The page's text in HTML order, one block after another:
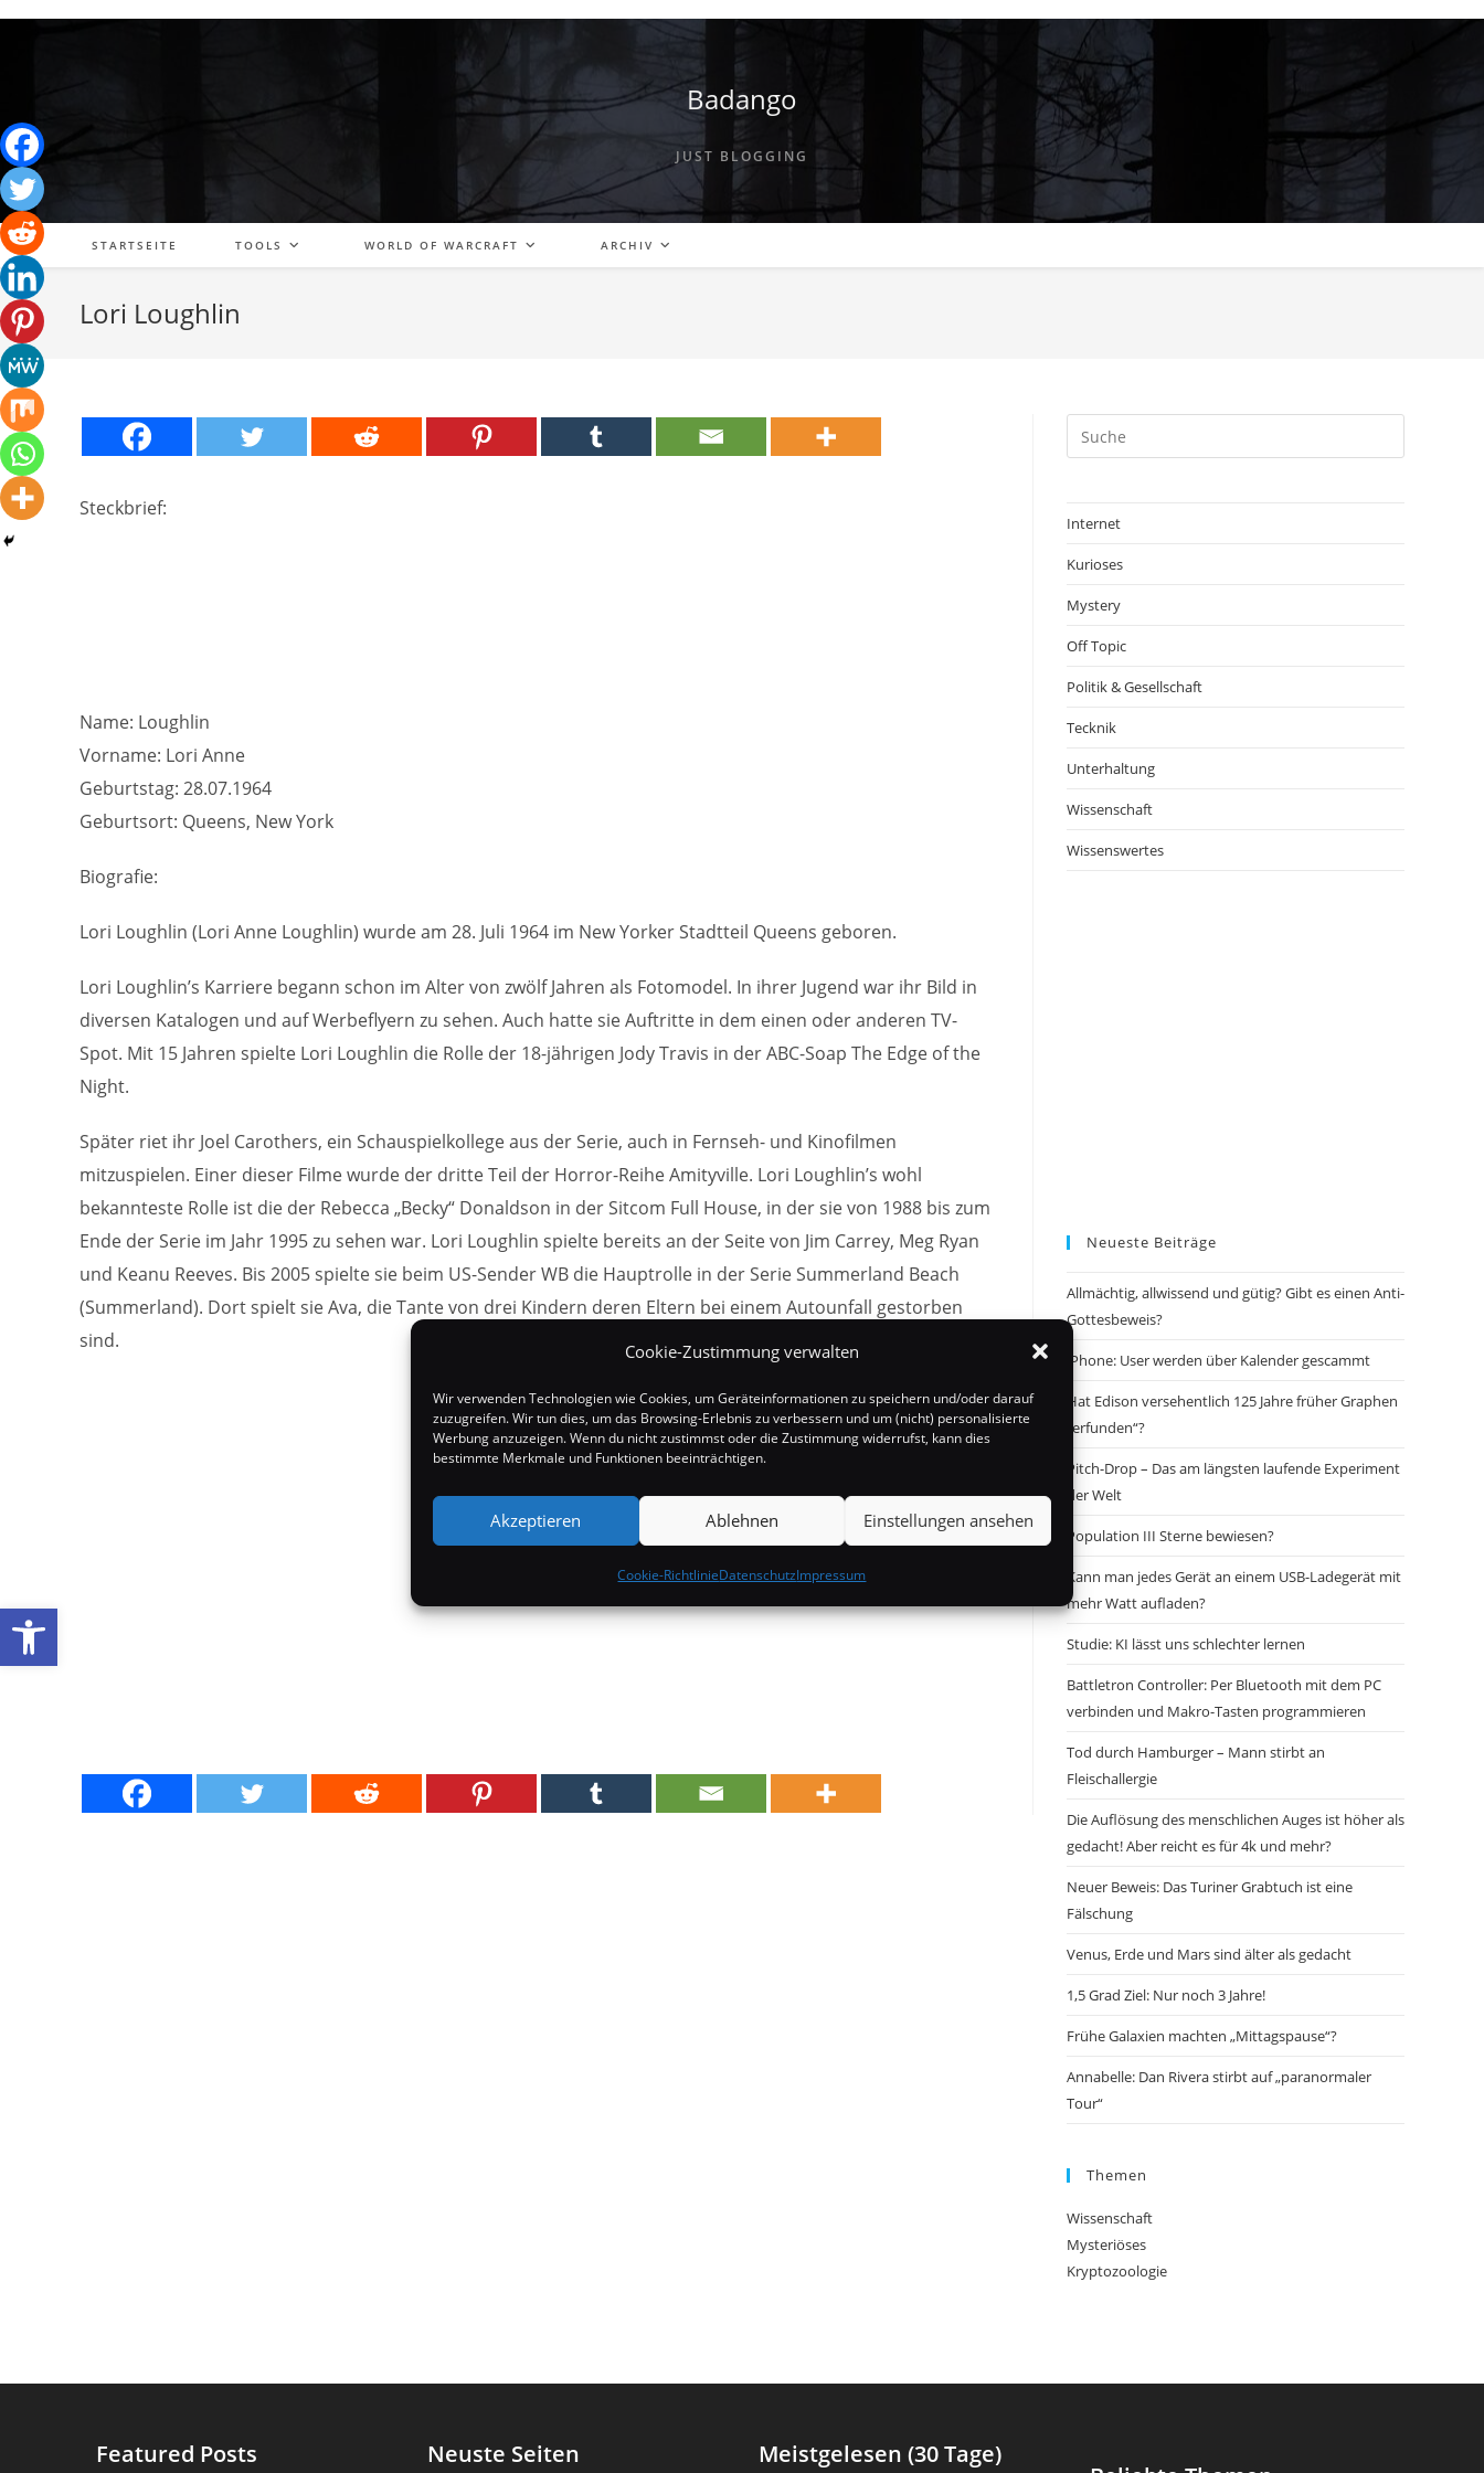
Werkzeugleiste öffnen
Cookie-Zustimmung verwalten
Wir verwenden Technologien wie Cookies, um Geräteinformationen zu speichern und/oder darauf
zuzugreifen. Wir tun dies, um das Browsing-Erlebnis zu verbessern und um (nicht) personalisierte
Werbung anzuzeigen. Wenn du nicht zustimmst oder die Zustimmung widerrufst, kann dies
bestimmte Merkmale und Funktionen beeinträchtigen.
Akzeptieren Ablehnen Einstellungen ansehen
Cookie-RichtlinieDatenschutzImpressum
Badango
JUST BLOGGING
STARTSEITE TOOLS WORLD OF WARCRAFT ARCHIV
Lori Loughlin
Steckbrief:
Name: Loughlin
Vorname: Lori Anne
Geburtstag: 28.07.1964
Geburtsort: Queens, New York
Biografie:
Lori Loughlin (Lori Anne Loughlin) wurde am 28. Juli 1964 im New Yorker Stadtteil Queens geboren.
Lori Loughlin’s Karriere begann schon im Alter von zwölf Jahren als Fotomodel. In ihrer Jugend war ihr Bild in
diversen Katalogen und auf Werbeflyern zu sehen. Auch hatte sie Auftritte in dem einen oder anderen TV-
Spot. Mit 15 Jahren spielte Lori Loughlin die Rolle der 18-jährigen Jody Travis in der ABC-Soap The Edge of the
Night.
Später riet ihr Joel Carothers, ein Schauspielkollege aus der Serie, auch in Fernseh- und Kinofilmen
mitzuspielen. Einer dieser Filme wurde der dritte Teil der Horror-Reihe Amityville. Lori Loughlin’s wohl
bekannteste Rolle ist die der Rebecca „Becky“ Donaldson in der Sitcom Full House, in der sie von 1988 bis zum
Ende der Serie im Jahr 1995 zu sehen war. Lori Loughlin spielte bereits an der Seite von Jim Carrey, Meg Ryan
und Keanu Reeves. Bis 2005 spielte sie beim US-Sender WB die Hauptrolle in der Serie Summerland Beach
(Summerland). Dort spielt sie Ava, die Tante von drei Kindern deren Eltern bei einem Autounfall gestorben
sind.
Internet
Kurioses
Mystery
Off Topic
Politik & Gesellschaft
Tecknik
Unterhaltung
Wissenschaft
Wissenswertes
Neueste Beiträge
Allmächtig, allwissend und gütig? Gibt es einen Anti-
Gottesbeweis?
iPhone: User werden über Kalender gescammt
Hat Edison versehentlich 125 Jahre früher Graphen
„erfunden“?
Pitch-Drop – Das am längsten laufende Experiment
der Welt
Population III Sterne bewiesen?
Kann man jedes Gerät an einem USB-Ladegerät mit
mehr Watt aufladen?
Studie: KI lässt uns schlechter lernen
Battletron Controller: Per Bluetooth mit dem PC
verbinden und Makro-Tasten programmieren
Tod durch Hamburger – Mann stirbt an
Fleischallergie
Die Auflösung des menschlichen Auges ist höher als
gedacht! Aber reicht es für 4k und mehr?
Neuer Beweis: Das Turiner Grabtuch ist eine
Fälschung
Venus, Erde und Mars sind älter als gedacht
1,5 Grad Ziel: Nur noch 3 Jahre!
Frühe Galaxien machten „Mittagspause“?
Annabelle: Dan Rivera stirbt auf „paranormaler
Tour“
Themen
Wissenschaft
Mysteriöses
Kryptozoologie
Featured Posts Neuste Seiten Meistgelesen (30 Tage)